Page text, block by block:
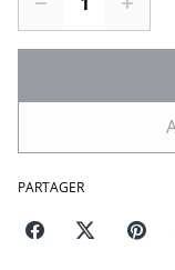
PARTAGER